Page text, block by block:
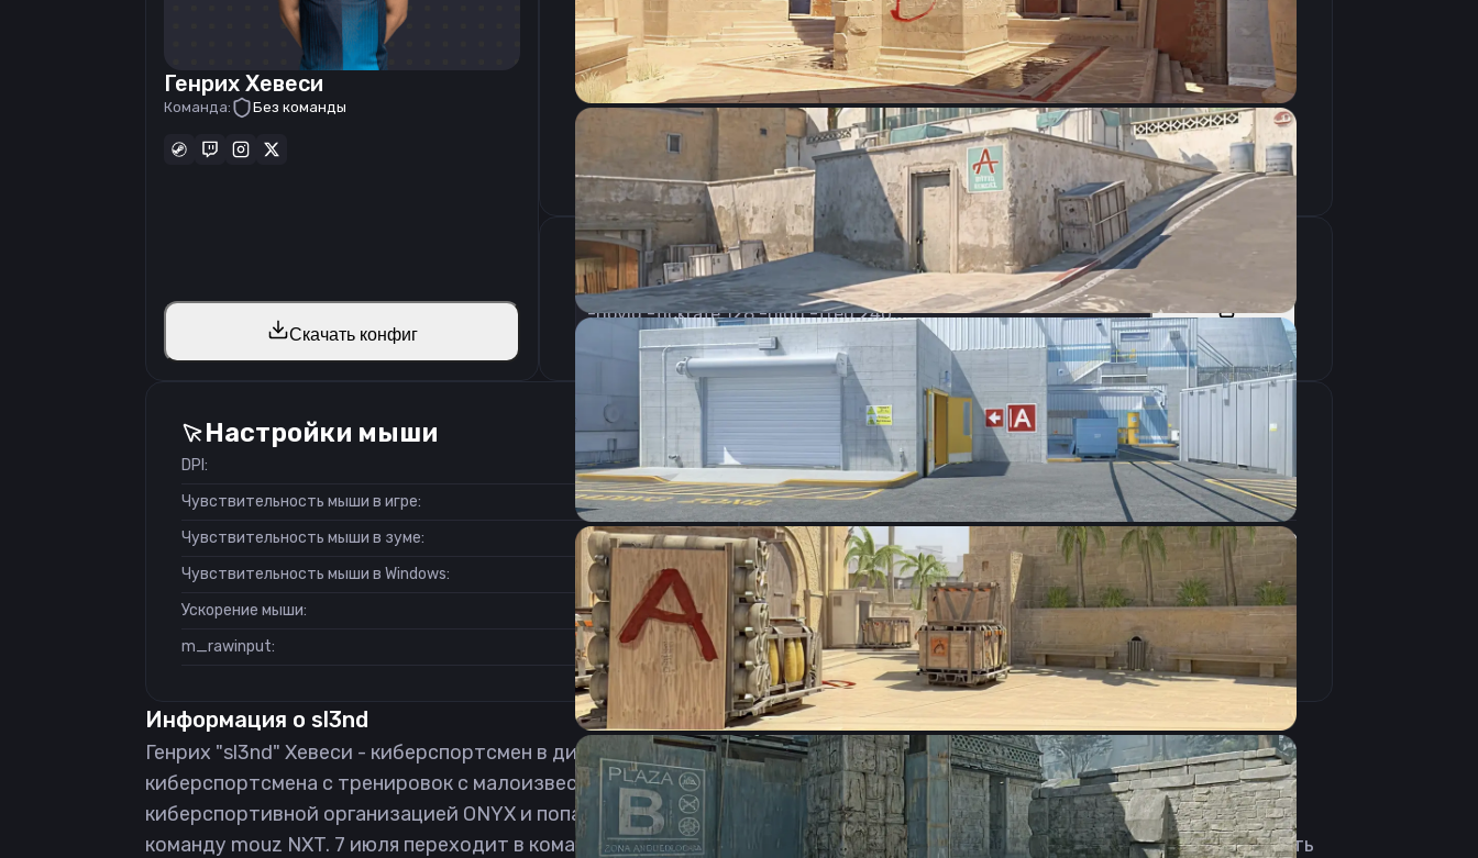
Генрих Хевеси
Команда: Без команды
Скачать конфиг
CSGO-8wYu6-Dfxfy-9hYn6-M9aWZ-LQNMB
Скопировать
Параметры запуска
-novid -tickrate 128 -high -freq 240
Скопировать
Настройки мыши
DPI:
800
Чувствительность мыши в игре:
0.6
Чувствительность мыши в зуме:
1
Чувствительность мыши в Windows:
6/11
Ускорение мыши:
0
m_rawinput:
1
Настройки экрана
Разрешение
1280×1024
Соотношение сторон
4:3
Формат изображения
Растянутое
Частота обновления
Информация о sl3nd
Генрих "sl3nd" Хевеси - киберспортсмен в дисциплине Counter-Strike: Global Offensive из Венгрии. Начал карьеру
киберспортсмена с тренировок с малоизвестными миксами. В 2022 году, в возрасте 17 лет уже подписал контракт с
киберспортивной организацией ONYX и попал в основной состав их венгерского ростера. 23 февраля 2023 попал в
команду mouz NXT. 7 июля переходит в команду Endpoint. 1 апреля 2024 года переходит в команду GamerLegion. Скачать